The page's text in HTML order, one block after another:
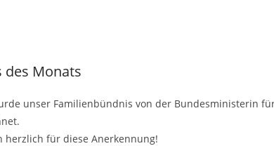
des Monats
unser Familienbündnis von der Bundesministerin
herzlich für diese Anerkennung!